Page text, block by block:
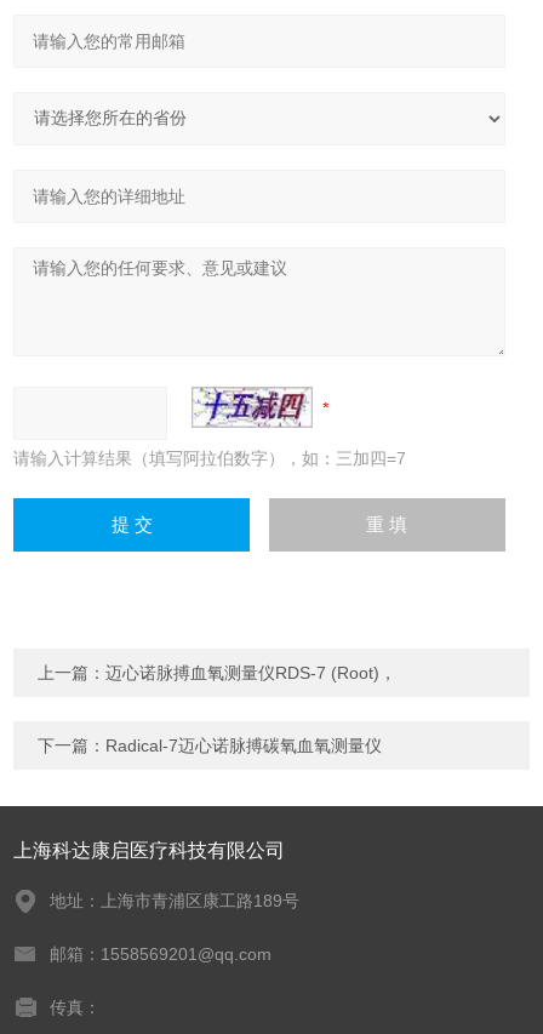
请输入计算结果（填写阿拉伯数字），如：三加四=7
上一篇：迈心诺脉搏血氧测量仪RDS-7 (Root)，
下一篇： Radical-7迈心诺脉搏碳氧血氧测量仪
上海科达康启医疗科技有限公司
地址：上海市青浦区康工路189号
邮箱：1558569201@qq.com
传真：